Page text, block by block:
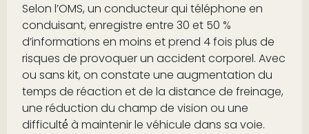
Selon l’OMS, un conducteur qui téléphone en
conduisant, enregistre entre 30 et 50 %
d’informations en moins et prend 4 fois plus de
risques de provoquer un accident corporel. Avec
ou sans kit, on constate une augmentation du
temps de réaction et de la distance de freinage,
une réduction du champ de vision ou une
difficulté́ à maintenir le véhicule dans sa voie.